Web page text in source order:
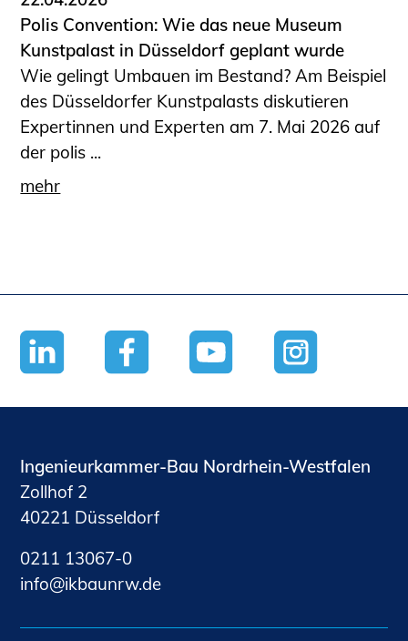
Polis Convention: Wie das neue Museum
Kunstpalast in Düsseldorf geplant wurde
Wie gelingt Umbauen im Bestand? Am Beispiel
des Düsseldorfer Kunstpalasts diskutieren
Expertinnen und Experten am 7. Mai 2026 auf
der polis ...
mehr
Ingenieurkammer-Bau Nordrhein-Westfalen
Zollhof 2
40221 Düsseldorf
0211 13067-0
nf
kb nrwd